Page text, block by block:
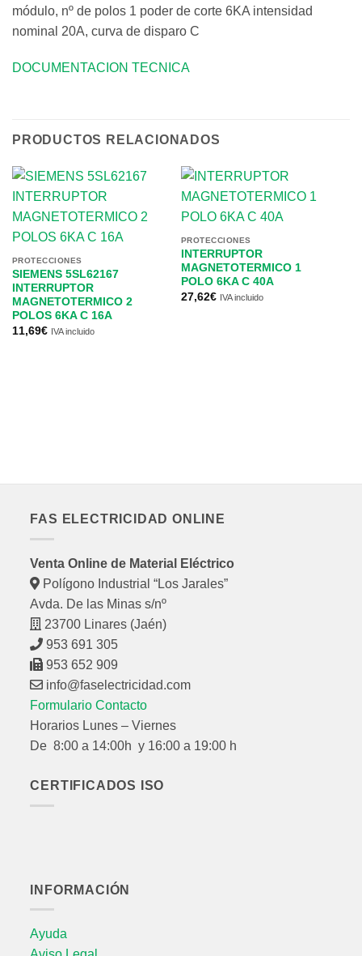
módulo, nº de polos 1 poder de corte 6KA intensidad
nominal 20A, curva de disparo C
DOCUMENTACION TECNICA
PRODUCTOS RELACIONADOS
PROTECCIONES
SIEMENS 5SL62167
INTERRUPTOR
MAGNETOTERMICO 2
POLOS 6KA C 16A
11,69€ IVA incluido
PROTECCIONES
INTERRUPTOR
MAGNETOTERMICO 1
POLO 6KA C 40A
27,62€ IVA incluido
FAS ELECTRICIDAD ONLINE
Venta Online de Material Eléctrico
Polígono Industrial “Los Jarales”
Avda. De las Minas s/nº
23700 Linares (Jaén)
953 691 305
953 652 909
info@faselectricidad.com
Formulario Contacto
Horarios Lunes – Viernes
De 8:00 a 14:00h y 16:00 a 19:00 h
CERTIFICADOS ISO
INFORMACIÓN
Ayuda